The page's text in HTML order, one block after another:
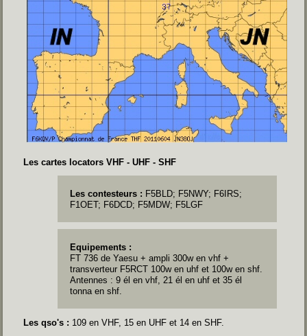
Les cartes locators VHF - UHF - SHF
Les contesteurs : F5BLD; F5NWY; F6IRS;
F1OET; F6DCD; F5MDW; F5LGF
Equipements :
FT 736 de Yaesu + ampli 300w en vhf +
transverteur F5RCT 100w en uhf et 100w en shf.
Antennes : 9 él en vhf, 21 él en uhf et 35 él
tonna en shf.
Les qso's : 109 en VHF, 15 en UHF et 14 en SHF.